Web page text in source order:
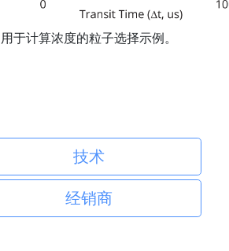
用于计算浓度的粒子选择示例。
技术
经销商